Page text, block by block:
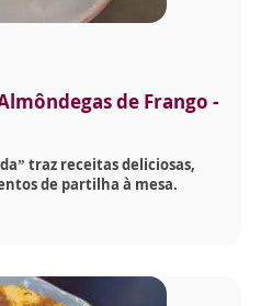
de Frango -
traz receitas deliciosas,
de partilha à mesa.